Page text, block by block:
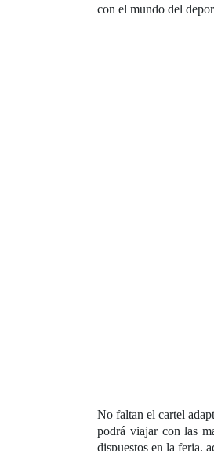
con el mundo del
No faltan el cartel
podrá viajar con las
dispuestos en la feria,